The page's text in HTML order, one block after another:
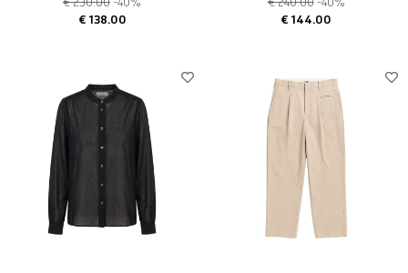
€ 138.00
€ 144.00